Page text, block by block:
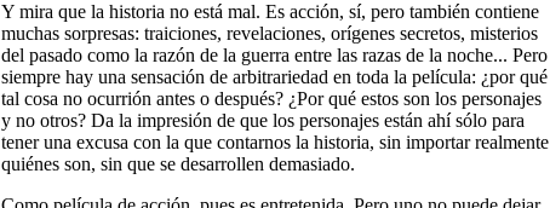
Y mira que la historia no está mal. Es acción, sí, pero también contiene
muchas sorpresas: traiciones, revelaciones, orígenes secretos, misterios
del pasado como la razón de la guerra entre las razas de la noche... Pero
siempre hay una sensación de arbitrariedad en toda la película: ¿por qué
tal cosa no ocurrión antes o después? ¿Por qué estos son los personajes
y no otros? Da la impresión de que los personajes están ahí sólo para
tener una excusa con la que contarnos la historia, sin importar realmente
quiénes son, sin que se desarrollen demasiado.